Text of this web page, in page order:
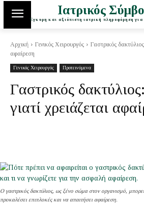
Ιατρικός
Έγκυρη και αξιόπιστη ιατρική πληροφόρηση για
Αρχική Γενικός Χειρουργός
Γαστρικός
αφαίρεση
Γενικός Χειρουργός Προτεινόμενα
Γαστρικός
γιατί χρειάζεται
Ο γαστρικός δακτύλιος, ως ξένο σώμα στον οργανισμό,
προκαλέσει επιπλοκές και να απαιτήσει αφαίρεση.